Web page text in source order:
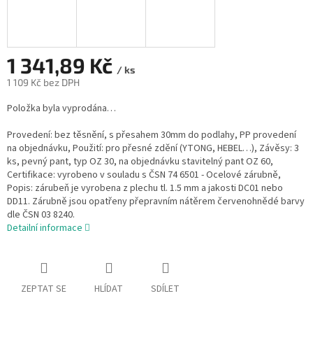
1 341,89 Kč / ks
1 109 Kč bez DPH
Měrná
cena:
Položka byla vyprodána…
Provedení: bez těsnění, s přesahem 30mm do podlahy, PP provedení
na objednávku, Použití: pro přesné zdění (YTONG, HEBEL…), Závěsy: 3
ks, pevný pant, typ OZ 30, na objednávku stavitelný pant OZ 60,
Certifikace: vyrobeno v souladu s ČSN 74 6501 - Ocelové zárubně,
Popis: zárubeň je vyrobena z plechu tl. 1.5 mm a jakosti DC01 nebo
DD11. Zárubně jsou opatřeny přepravním nátěrem červenohnědé barvy
dle ČSN 03 8240.
Detailní informace
ZEPTAT SE HLÍDAT SDÍLET